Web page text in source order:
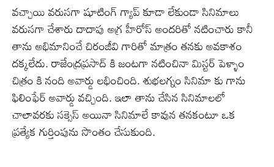
వచ్చాయి వరుసగా షూటింగ్ గ్యాప్ కూడా లేకుండా సినిమాలు
వరుసగా చేశారు దాదాపు అగ్ర హీరోస్ అందరితో నటించారు కానీ
తాను అభిమానించే చిరంజీవి గారితో మాత్రం తనకు అవకాశం
దక్కలేదు. రాజేంద్రప్రసాద్ కి జంటగా నటించినా మిస్టర్ పెళ్ళాం
చిత్రం కి నంది అవార్డు లభించింది. శుభలగ్నం సినిమా కు గాను
ఫిలింఫేర్ అవార్డు వచ్చింది. ఇలా తాను చేసిన సినిమాలలో
చాలావరకు సక్సెస్ అయినా సినిమాలే కావున తనకంటూ ఒక
ప్రత్యేక గుర్తింపును సొంతం చేసుకుంది.